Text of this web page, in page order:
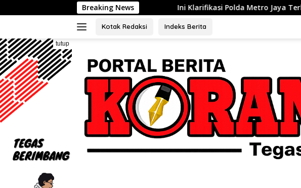
ke
Breaking News
Ini Klarifikasi Polda Metro Jaya Terkait Penemuan 996
Kotak Redaksi Indeks Berita
tutup